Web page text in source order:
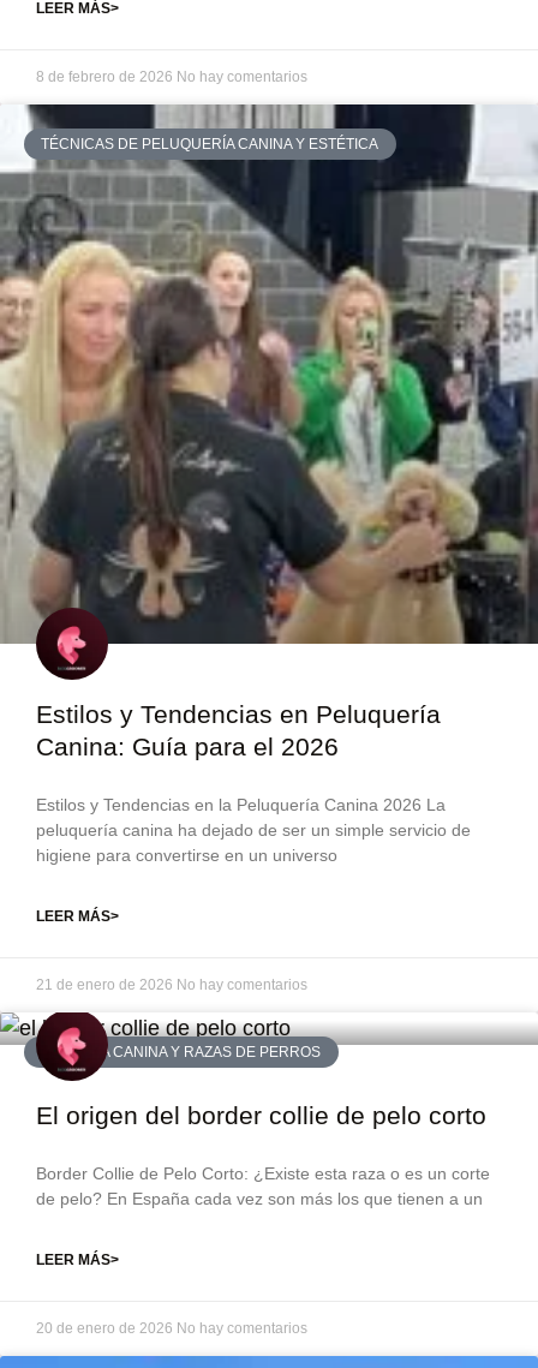
LEER MÁS>
8 de febrero de 2026 No hay comentarios
TÉCNICAS DE PELUQUERÍA CANINA Y ESTÉTICA
Estilos y Tendencias en Peluquería
Canina: Guía para el 2026
Estilos y Tendencias en la Peluquería Canina 2026 La
peluquería canina ha dejado de ser un simple servicio de
higiene para convertirse en un universo
LEER MÁS>
21 de enero de 2026 No hay comentarios
ESTÉTICA CANINA Y RAZAS DE PERROS
El origen del border collie de pelo corto
Border Collie de Pelo Corto: ¿Existe esta raza o es un corte
de pelo? En España cada vez son más los que tienen a un
LEER MÁS>
20 de enero de 2026 No hay comentarios